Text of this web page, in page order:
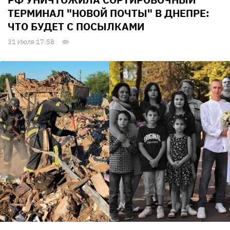
ТЕРМИНАЛ "НОВОЙ ПОЧТЫ" В ДНЕПРЕ:
ЧТО БУДЕТ С ПОСЫЛКАМИ
31 Июля 17:58